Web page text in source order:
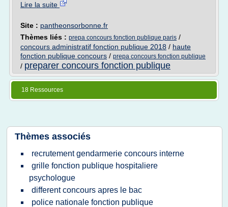
Lire la suite
Site : pantheonsorbonne.fr
Thèmes liés : prepa concours fonction publique paris /
concours administratif fonction publique 2018 / haute
fonction publique concours / prepa concours fonction publique
/ preparer concours fonction publique
18 Ressources
Thèmes associés
recrutement gendarmerie concours interne
grille fonction publique hospitaliere
psychologue
different concours apres le bac
police nationale fonction publique